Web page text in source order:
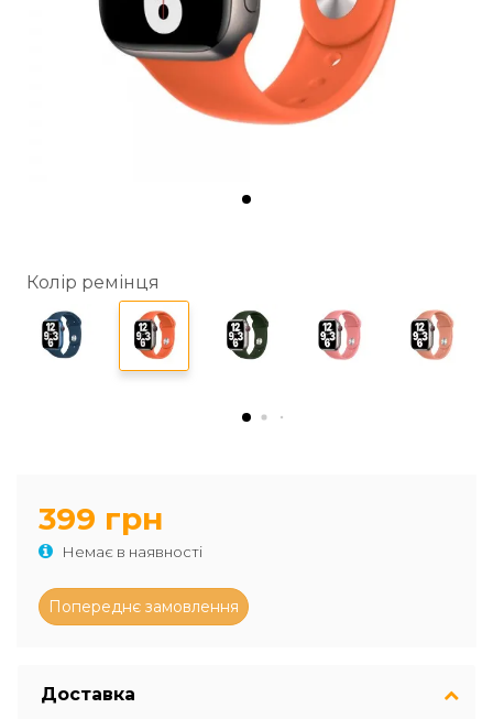
Колір ремінця
399 грн
Немає в наявності
Доставка